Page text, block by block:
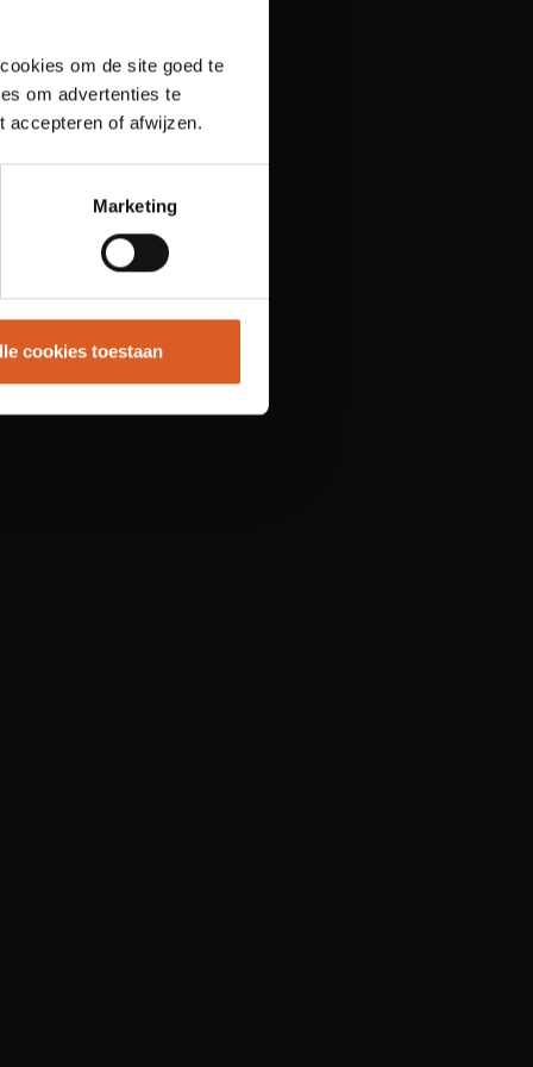
om de site goed te
om advertenties te
accepteren of afwijzen.
Marketing
cookies toestaan